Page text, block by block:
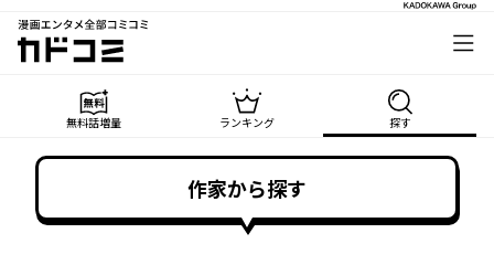
漫画エンタメ全部コミコミ
カドコミ
無料話増量 ランキング 探す
作家から探す